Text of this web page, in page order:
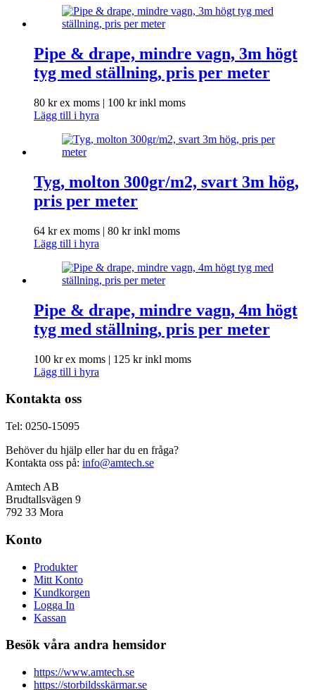
Pipe & drape, mindre vagn, 3m högt
tyg med ställning, pris per meter
80 krex moms | 100 krinkl moms
Lägg till i hyra
Tyg, molton 300gr/m2, svart 3m hög,
pris per meter
64 krex moms | 80 krinkl moms
Lägg till i hyra
Pipe & drape, mindre vagn, 4m högt
tyg med ställning, pris per meter
100 krex moms | 125 krinkl moms
Lägg till i hyra
Kontakta oss
Tel: 0250-15095
Behöver du hjälp eller har du en fråga?
Kontakta oss på: info@amtech.se
Amtech AB
Brudtallsvägen 9
792 33 Mora
Konto
Produkter
Mitt Konto
Kundkorgen
Logga In
Kassan
Besök våra andra hemsidor
https://www.amtech.se
https://storbildsskärmar.se